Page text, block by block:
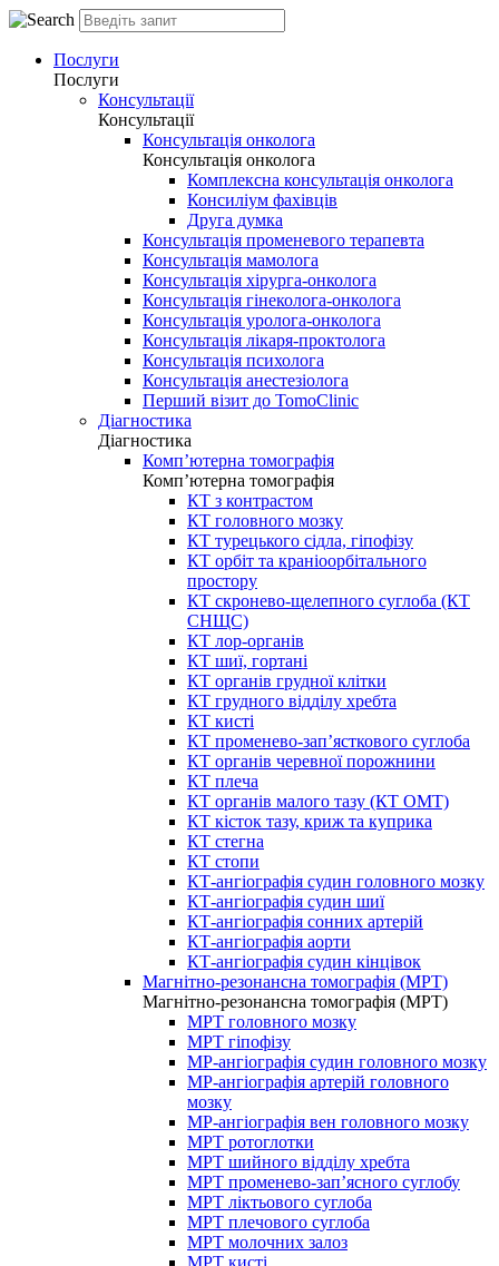
Послуги
Послуги
Консультації
Консультації
Консультація онколога
Консультація онколога
Комплексна консультація онколога
Консиліум фахівців
Друга думка
Консультація променевого терапевта
Консультація мамолога
Консультація хірурга-онколога
Консультація гінеколога-онколога
Консультація уролога-онколога
Консультація лікаря-проктолога
Консультація психолога
Консультація анестезіолога
Перший візит до TomoClinic
Діагностика
Діагностика
Комп’ютерна томографія
Комп’ютерна томографія
КТ з контрастом
КТ головного мозку
КТ турецького сідла, гіпофізу
КТ орбіт та краніоорбітального
простору
КТ скронево-щелепного суглоба (КТ
СНЩС)
КТ лор-органів
КТ шиї, гортані
КТ органів грудної клітки
КТ грудного відділу хребта
КТ кисті
КТ променево-зап’ясткового суглоба
КТ органів черевної порожнини
КТ плеча
КТ органів малого тазу (КТ ОМТ)
КТ кісток тазу, криж та куприка
КТ стегна
КТ стопи
КТ-ангіографія судин головного мозку
КТ-ангіографія судин шиї
КТ-ангіографія сонних артерій
КТ-ангіографія аорти
КТ-ангіографія судин кінцівок
Магнітно-резонансна томографія (МРТ)
Магнітно-резонансна томографія (МРТ)
МРТ головного мозку
МРТ гіпофізу
МР-ангіографія судин головного мозку
МР-ангіографія артерій головного
мозку
МР-ангіографія вен головного мозку
МРТ ротоглотки
МРТ шийного відділу хребта
МРТ променево-зап’ясного суглобу
МРТ ліктьового суглоба
МРТ плечового суглоба
МРТ молочних залоз
МРТ кисті